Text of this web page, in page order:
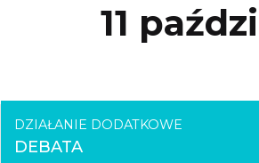
11
DZIAŁANIE DODATKOWE
DEBATA